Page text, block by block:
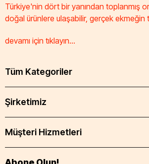
Türkiye'nin dört bir yanından toplanmış
doğal ürünlere ulaşabilir, gerçek ekmeğin
devamı için tıklayın...
Tüm Kategoriler
Şirketimiz
Müşteri Hizmetleri